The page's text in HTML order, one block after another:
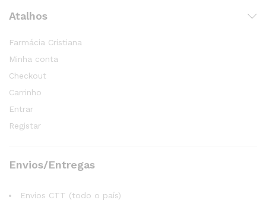
Atalhos
Farmácia Cristiana
Minha conta
Checkout
Carrinho
Entrar
Registar
Envios/Entregas
Envios CTT (todo o país)